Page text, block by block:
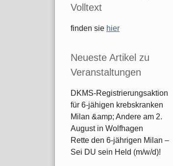
Volltext
finden sie hier
Neueste Artikel zu
Veranstaltungen
DKMS-Registrierungsaktion
für 6-jähigen krebskranken
Milan &amp; Andere am 2.
August in Wolfhagen
Rette den 6-jährigen Milan –
Sei DU sein Held (m/w/d)!